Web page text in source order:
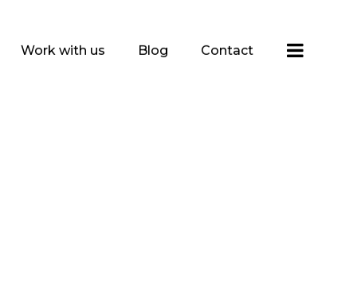
Work with us Blog Contact